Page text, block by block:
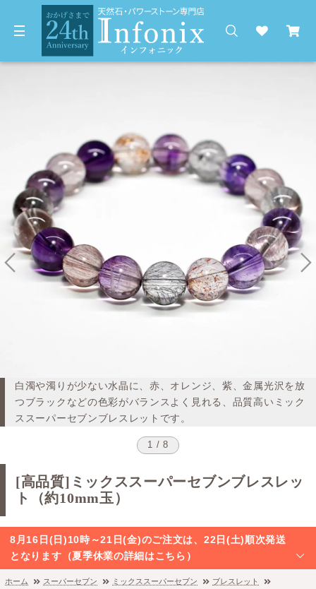
白濁や濁りが少ない水晶に、赤、オレンジ、紫、金属光沢を放
つブラックなどの色彩がバランスよく見れる、品質高いミック
ススーパーセブンブレスレットです。
1 / 8
[高品質]ミックススーパーセブンブレスレッ
ト（約10mm玉）
8月16日(日)10時～21日(金)のご注文は、22日(土)順次発送
となります（夏季休業の詳細はこちら）
ホーム スーパーセブン ミックススーパーセブン
ブレスレット